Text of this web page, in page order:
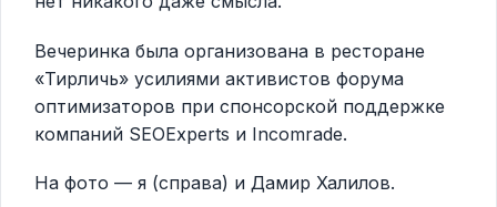
Вечеринка была организована в ресторане
«Тирличь» усилиями активистов форума
оптимизаторов при спонсорской поддержке
компаний SEOExperts и Incomrade.
На фото — я (справа) и Дамир Халилов.